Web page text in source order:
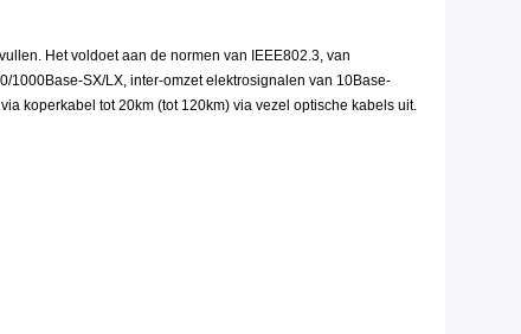
Het voldoet aan de normen van IEEE802.3, van
1000Base-SX/LX, inter-omzet elektrosignalen van 10Base-
koperkabel tot 20km (tot 120km) via vezel optische kabels uit.